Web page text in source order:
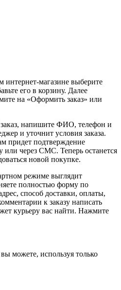
интернет-магазине выберите
его в корзину. Далее
на «Оформить заказ» или
напишите ФИО, телефон и
и уточнит условия заказа.
придет подтверждение
или через СМС. Теперь останется
новой покупке.
режиме выглядит
полностью форму по
способ доставки, оплаты,
к заказу написать
курьеру вас найти. Нажмите
можете, используя только